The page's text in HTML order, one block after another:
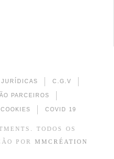
JURÍDICAS C.G.V
PARCEIROS
COVID 19
TODOS OS
POR MMCRÉATION